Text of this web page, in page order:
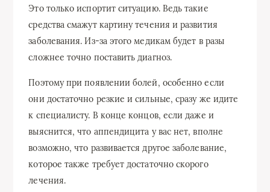
Это только испортит ситуацию. Ведь такие
средства смажут картину течения и развития
заболевания. Из-за этого медикам будет в разы
сложнее точно поставить диагноз.
Поэтому при появлении болей, особенно если
они достаточно резкие и сильные, сразу же идите
к специалисту. В конце концов, если даже и
выяснится, что аппендицита у вас нет, вполне
возможно, что развивается другое заболевание,
которое также требует достаточно скорого
лечения.